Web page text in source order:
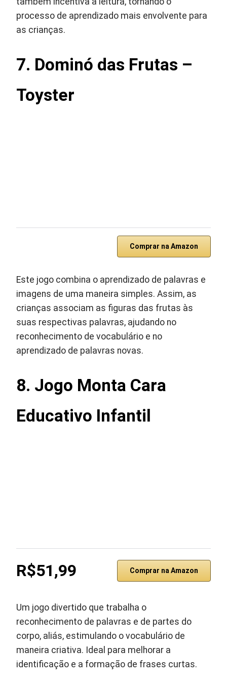
processo de aprendizado mais envolvente para
as crianças.
7. Dominó das Frutas –
Toyster
Comprar na Amazon
Este jogo combina o aprendizado de palavras e
imagens de uma maneira simples. Assim, as
crianças associam as figuras das frutas às
suas respectivas palavras, ajudando no
reconhecimento de vocabulário e no
aprendizado de palavras novas.
8. Jogo Monta Cara
Educativo Infantil
R$51,99 Comprar na Amazon
Um jogo divertido que trabalha o
reconhecimento de palavras e de partes do
corpo, aliás, estimulando o vocabulário de
maneira criativa. Ideal para melhorar a
identificação e a formação de frases curtas.